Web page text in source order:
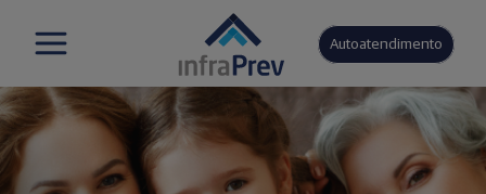
Autoatendimento